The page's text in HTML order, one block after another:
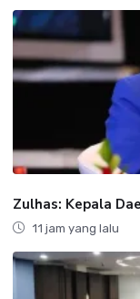
Zulhas: Kepala
11 jam yang lalu